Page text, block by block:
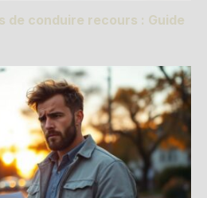
de conduire recours : Guide